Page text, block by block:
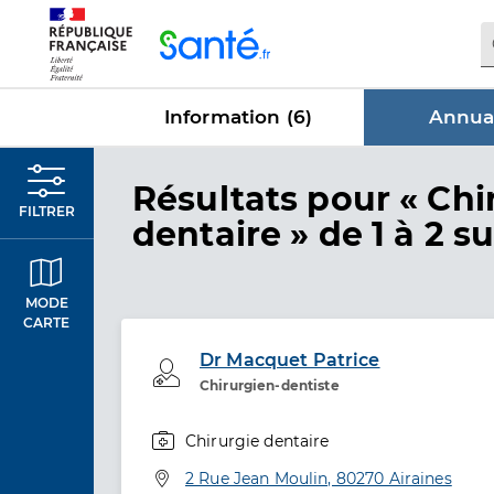
Information (6)
FILTRER
MODE
CARTE
Résultats dans
pour «
dentaire » de 1 à 2
Dr Macquet Patrice
Chirurgien-dentiste
Professionel de santé
Chirurgie dentaire
Adresse
2 Rue Jean Moulin, 80270 Airaines
Panneau de gestion des cookies